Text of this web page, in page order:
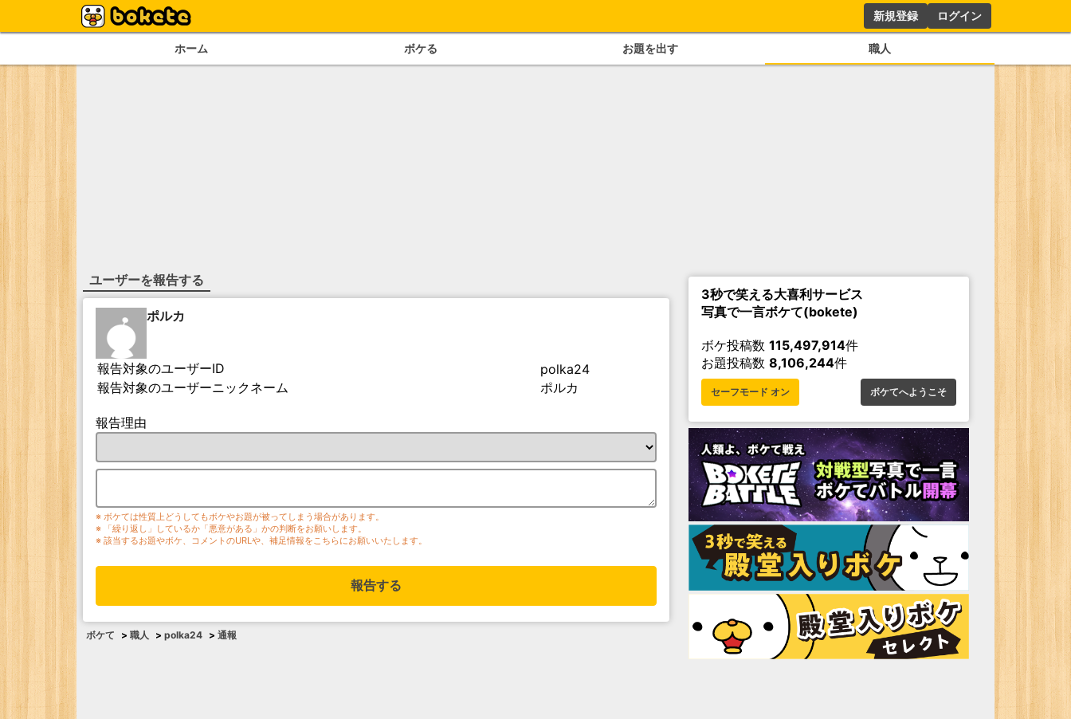
新規登録 ログイン
ホーム ボケる お題を出す 職人
ユーザーを報告する
ポルカ
報告対象のユーザーID
polka24
報告対象のユーザーニックネーム
ポルカ
報告理由
※ ボケては性質上どうしてもボケやお題が被ってしまう場合があります。
※ 「繰り返し」しているか「悪意がある」かの判断をお願いします。
※ 該当するお題やボケ、コメントのURLや、補足情報をこちらにお願いいたします。
報告する
ボケて > 職人 > polka24 > 通報
3秒で笑える大喜利サービス
写真で一言ボケて(bokete)
ボケ投稿数 115,497,914件
お題投稿数 8,106,244件
セーフモード オン ボケてへようこそ